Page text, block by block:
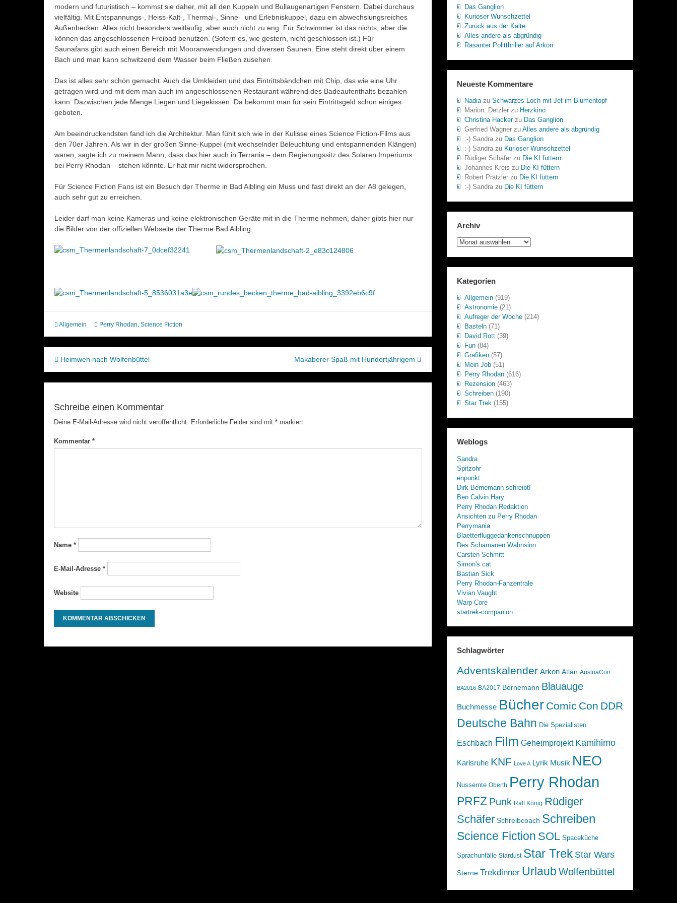
modern und futuristisch – kommst sie daher, mit all den Kuppeln und Bullaugenartigen Fenstern. Dabei durchaus
vielfältig. Mit Entspannungs-, Heiss-Kalt-, Thermal-, Sinne- und Erlebniskuppel, dazu ein abwechslungsreiches
Außenbecken. Alles nicht besonders weitläufig, aber auch nicht zu eng. Für Schwimmer ist das nichts, aber die
können das angeschlossenen Freibad benutzen. (Sofern es, wie gestern, nicht geschlossen ist.) Für
Saunafans gibt auch einen Bereich mit Mooranwendungen und diversen Saunen. Eine steht direkt über einem
Bach und man kann schwitzend dem Wasser beim Fließen zusehen.
Das ist alles sehr schön gemacht. Auch die Umkleiden und das Eintrittsbändchen mit Chip, das wie eine Uhr
getragen wird und mit dem man auch im angeschlossenen Restaurant während des Badeaufenthalts bezahlen
kann. Dazwischen jede Menge Liegen und Liegekissen. Da bekommt man für sein Eintrittsgeld schon einiges
geboten.
Am beeindruckendsten fand ich die Architektur. Man fühlt sich wie in der Kulisse eines Science Fiction-Films aus
den 70er Jahren. Als wir in der großen Sinne-Kuppel (mit wechselnder Beleuchtung und entspannenden Klängen)
waren, sagte ich zu meinem Mann, dass das hier auch in Terrania – dem Regierungssitz des Solaren Imperiums
bei Perry Rhodan – stehen könnte. Er hat mir nicht widersprochen.
Für Science Fiction Fans ist ein Besuch der Therme in Bad Aibling ein Muss und fast direkt an der A8 gelegen,
auch sehr gut zu erreichen.
Leider darf man keine Kameras und keine elektronischen Geräte mit in die Therme nehmen, daher gibts hier nur
die Bilder von der offiziellen Webseite der Therme Bad Aibling.
Allgemein Perry Rhodan, Science Fiction
Beitragsnavigation
Heimweh nach Wolfenbüttel Makaberer Spaß mit Hundertjährigem
Schreibe einen Kommentar
Deine E-Mail-Adresse wird nicht veröffentlicht. Erforderliche Felder sind mit *markiert
Kommentar *
Name *
E-Mail-Adresse *
Website
Das Ganglion
Kurioser Wunschzettel
Zurück aus der Kälte
Alles andere als abgründig
Rasanter Politthriller auf Arkon
Neueste Kommentare
Nadiazu Schwarzes Loch mit Jet im Blumentopf
Marion. Detzlerzu Herzkino
Christina Hackerzu Das Ganglion
Gerfried Wagnerzu Alles andere als abgründig
:-) Sandrazu Das Ganglion
:-) Sandrazu Kurioser Wunschzettel
Rüdiger Schäferzu Die KI füttern
Johannes Kreis zu Die KI füttern
Robert Prätzlerzu Die KI füttern
:-) Sandrazu Die KI füttern
Archiv
Archiv
Kategorien
Allgemein(919)
Astronomie(21)
Aufreger der Woche(214)
Basteln(71)
David Rott(39)
Fun(84)
Grafiken(57)
Mein Job(51)
Perry Rhodan(616)
Rezension(463)
Schreiben(190)
Star Trek(155)
Weblogs
Sandra
Spitzohr
enpunkt
Dirk Bernemann schreibt!
Ben Calvin Hary
Perry Rhodan Redaktion
Ansichten zu Perry Rhodan
Perrymania
Blaetterfluggedankenschnuppen
Des Schamanen Wahnsinn
Carsten Schmitt
Simon's cat
Bastian Sick
Perry Rhodan-Fanzentrale
Vivian Vaught
Warp-Core
startrek-companion
Schlagwörter
Adventskalender Arkon Atlan AustriaCon
BA2016 BA2017 Bernemann Blauauge
Buchmesse Bücher Comic Con DDR
Deutsche Bahn Die Spezialisten
Eschbach Film Geheimprojekt Kamihimo
Karlsruhe KNF Love A Lyrik Musik NEO
Nussernte Oberth Perry Rhodan
PRFZ Punk Ralf König Rüdiger
Schäfer Schreibcoach Schreiben
Science Fiction SOL Spaceküche
Sprachunfälle Stardust Star Trek Star Wars
Sterne Trekdinner Urlaub Wolfenbüttel